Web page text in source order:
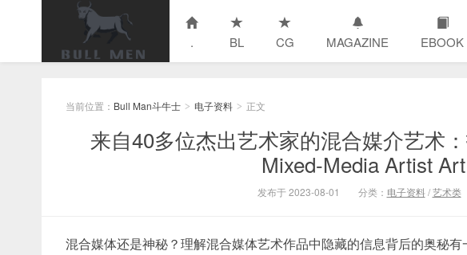
. BL CG MAGAZINE EBOOK
当前位置： Bull Man斗牛士 > 电子资料 > 正文
来自40多位杰出艺术家的混合媒介艺术
Mixed-Media Artist
发布于 2023-08-01 分类： 电子资料/艺术类
混合媒体还是神秘？理解混合媒体艺术作品中隐藏的信息背后的奥秘